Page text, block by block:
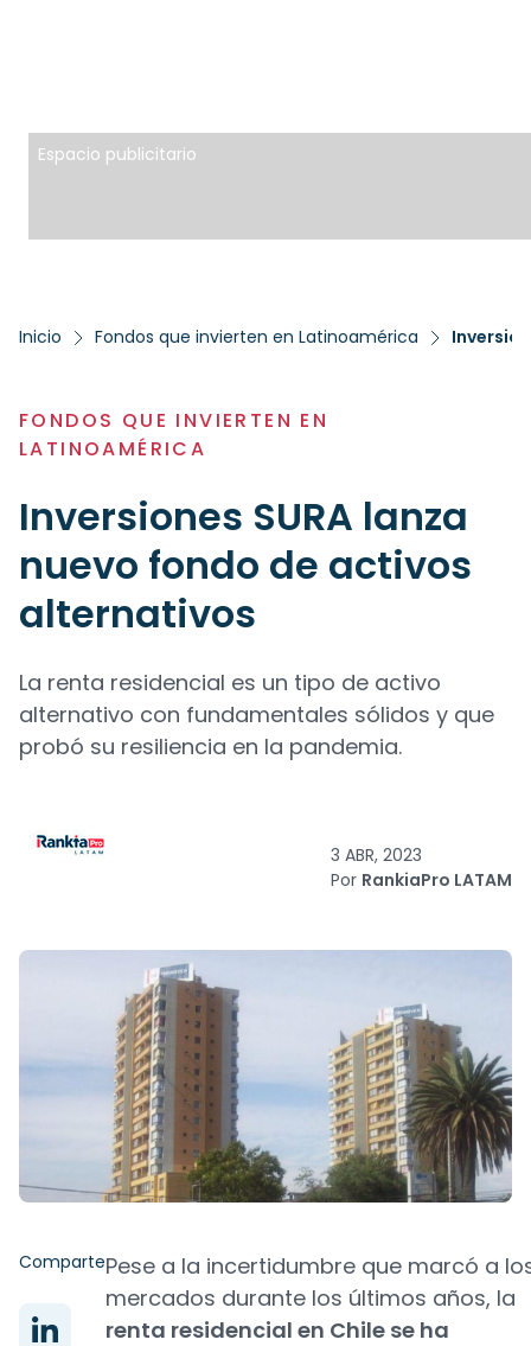
Espacio publicitario
Inicio Fondos que invierten en Latinoamérica
FONDOS QUE INVIERTEN EN
LATINOAMÉRICA
Inversiones SURA lanza
nuevo fondo de activos
alternativos
La renta residencial es un tipo de activo
alternativo con fundamentales sólidos y que
probó su resiliencia en la pandemia.
3 ABR, 2023
Por RankiaPro LATAM
CompartePese a la incertidumbre que marcó a
mercados durante los últimos años, la
renta residencial en Chile se ha